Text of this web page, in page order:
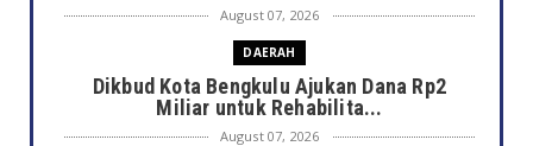
August 07, 2026
DAERAH
Dikbud Kota Bengkulu Ajukan Dana Rp2
Miliar untuk Rehabilita...
August 07, 2026